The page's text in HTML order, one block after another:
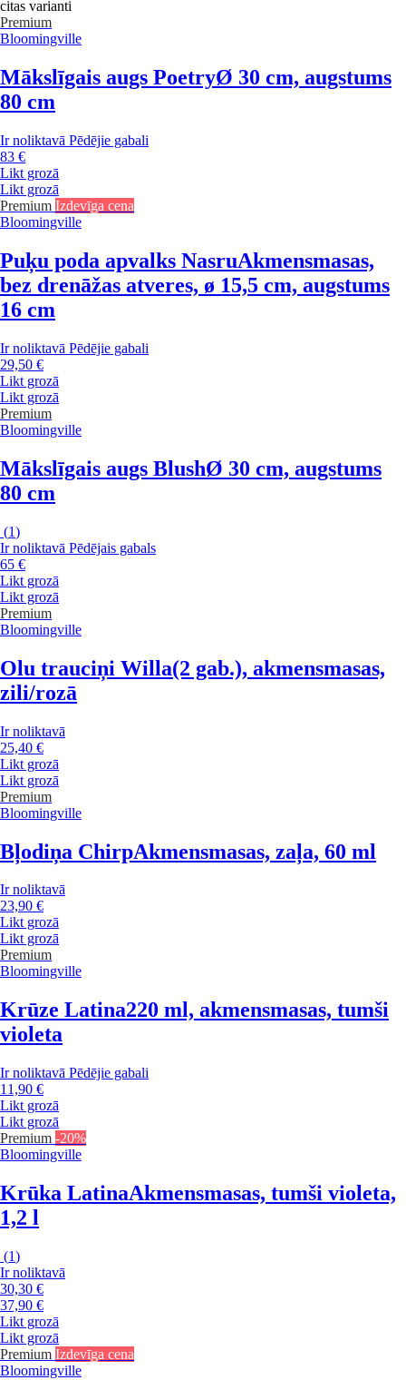
citas varianti
Premium
Bloomingville
Mākslīgais augs PoetryØ 30 cm, augstums
80 cm
Ir noliktavā Pēdējie gabali
83 €
Likt grozā
Likt grozā
Premium Izdevīga cena
Bloomingville
Puķu poda apvalks NasruAkmensmasas,
bez drenāžas atveres, ø 15,5 cm, augstums
16 cm
Ir noliktavā Pēdējie gabali
29,50 €
Likt grozā
Likt grozā
Premium
Bloomingville
Mākslīgais augs BlushØ 30 cm, augstums
80 cm
(1)
Ir noliktavā Pēdējais gabals
65 €
Likt grozā
Likt grozā
Premium
Bloomingville
Olu trauciņi Willa(2 gab.), akmensmasas,
zili/rozā
Ir noliktavā
25,40 €
Likt grozā
Likt grozā
Premium
Bloomingville
Bļodiņa ChirpAkmensmasas, zaļa, 60 ml
Ir noliktavā
23,90 €
Likt grozā
Likt grozā
Premium
Bloomingville
Krūze Latina220 ml, akmensmasas, tumši
violeta
Ir noliktavā Pēdējie gabali
11,90 €
Likt grozā
Likt grozā
Premium -20%
Bloomingville
Krūka LatinaAkmensmasas, tumši violeta,
1,2 l
(1)
Ir noliktavā
30,30 €
37,90 €
Likt grozā
Likt grozā
Premium Izdevīga cena
Bloomingville